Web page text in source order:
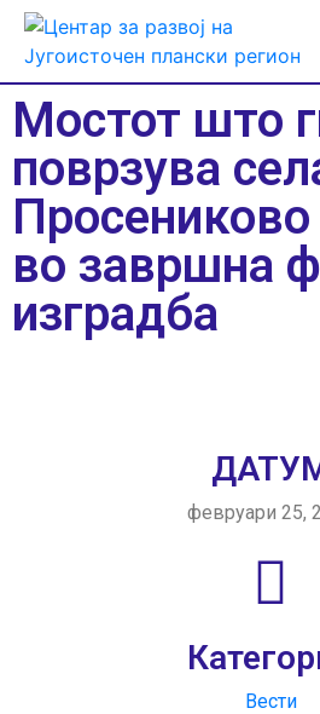
Мостот што
поврзува
Просениково
во завршна
изградба
февруари 25,
Вести